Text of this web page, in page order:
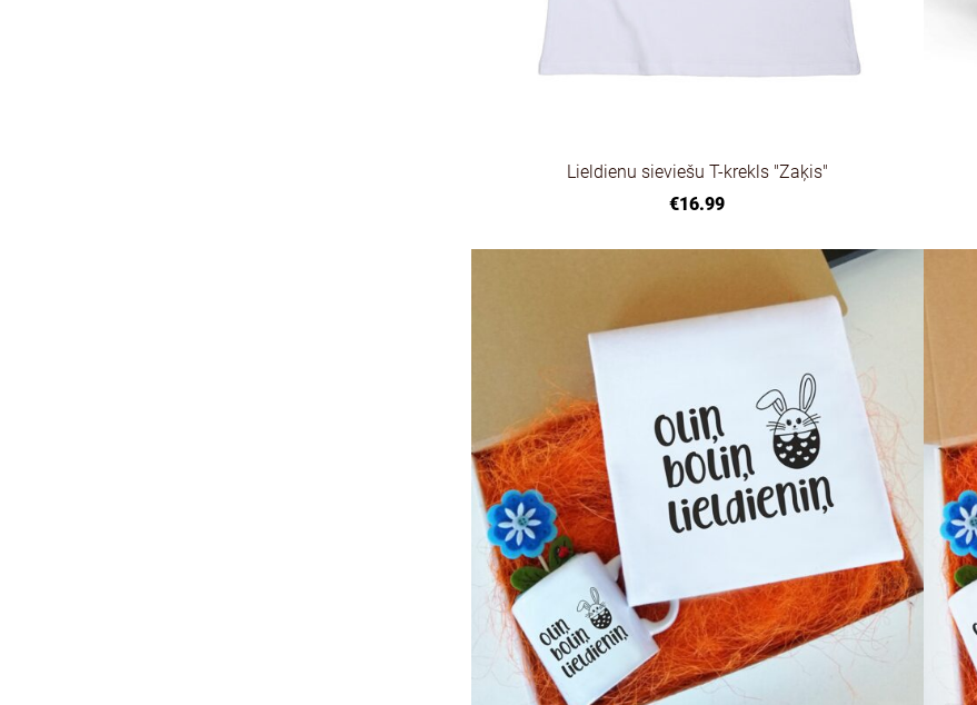
Lieldienu sieviešu T-krekls "Zaķis"
€16.99